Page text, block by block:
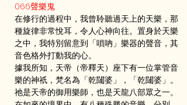
066聲樂鬼
在修行的過程中，我曾聆聽過天上的天樂，那
種旋律非常悅耳，令人心神向往。置身於天樂
之中，我特別留意到「嗩吶」樂器的聲音，其
音色格外打動我的心。
據我所知，天帝（帝釋天）座下有一位掌管音
樂的神祇，梵名為「乾闥婆」，「乾闥婆」。
祂是天帝的御用樂師，也是天龍八部眾之一。